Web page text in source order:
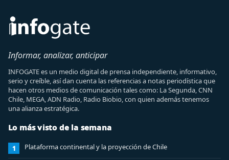
Informar, analizar, anticipar
INFOGATE es un medio digital de prensa independiente, informativo,
serio y creíble, así dan cuenta las referencias a notas periodística que
hacen otros medios de comunicación tales como: La Segunda, CNN
Chile, MEGA, ADN Radio, Radio Biobio, con quien además tenemos
una alianza estratégica.
Lo más visto de la semana
1 Plataforma continental y la proyección de Chile